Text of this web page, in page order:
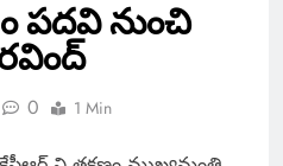
పదవి నుంచి
0 1 Min